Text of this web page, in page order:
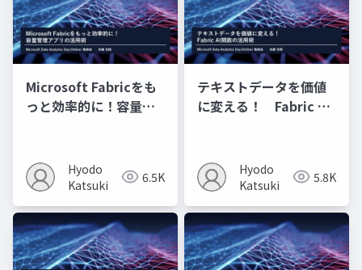
Microsoft Fabricをも
っと効率的に！容量管
Hyodo
Katsuki
6.5K
テキストデータを価値
に変える！ Fabric AI
Hyodo
Katsuki
5.8K